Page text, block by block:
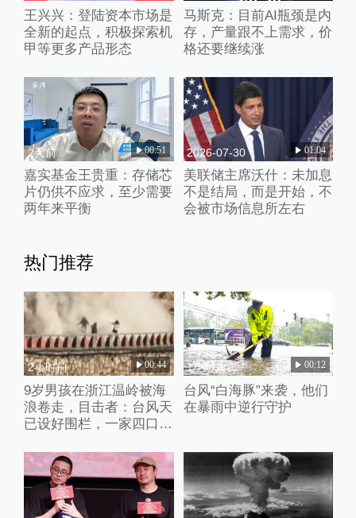
王兴兴：登陆资本市场是
全新的起点，积极探索机
甲等更多产品形态
马斯克：目前AI瓶颈是内
存，产量跟不上需求，价
格还要继续涨
2天前 00:51
嘉实基金王贵重：存储芯
片仍供不应求，至少需要
两年来平衡
2026-07-30 01:04
美联储主席沃什：未加息
不是结局，而是开始，不
会被市场信息所左右
热门推荐
2小时前 00:44
9岁男孩在浙江温岭被海
浪卷走，目击者：台风天
已设好围栏，一家四口翻
1小时前 00:12
台风“白海豚”来袭，他们
在暴雨中逆行守护